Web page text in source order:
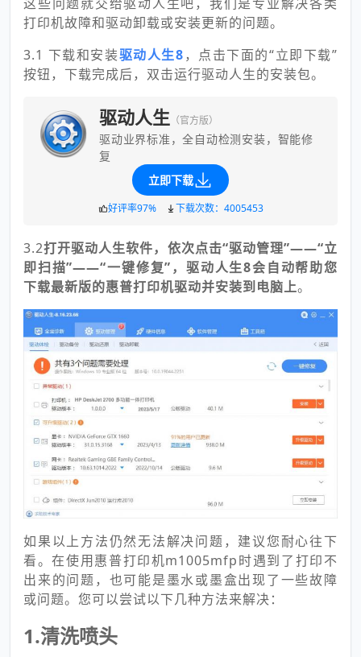
打印机故障和驱动卸载或安装更新的问题。
3.1 下载和安装驱动人生8 ，点击下面的“立即下载”
按钮，下载完成后，双击运行驱动人生的安装包。
驱动人生 （官方版）
驱动业界标准，全自动检测安装，智能修
复
立即下载
好评率97% 下载次数：4005453
3.2打开驱动人生软件，依次点击“驱动管理”——“立
即扫描”——“一键修复”，驱动人生8会自动帮助您
下载最新版的惠普打印机驱动并安装到电脑上。
如果以上方法仍然无法解决问题，建议您耐心往下
看。在使用惠普打印机m1005mfp时遇到了打印不
出来的问题，也可能是墨水或墨盒出现了一些故障
或问题。您可以尝试以下几种方法来解决：
1.清洗喷头